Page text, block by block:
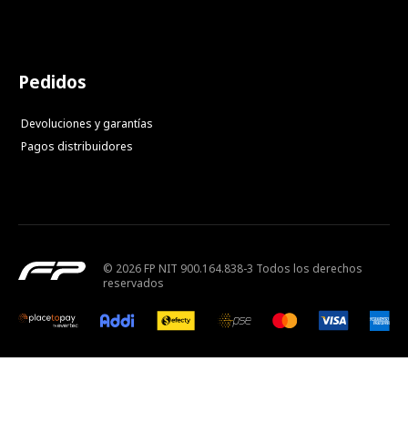
Pedidos
Devoluciones y garantías
Pagos distribuidores
© 2026 FP NIT 900.164.838-3 Todos los derechos
reservados